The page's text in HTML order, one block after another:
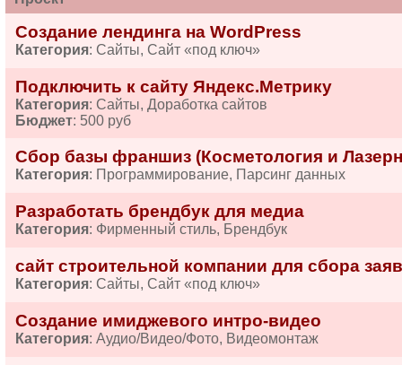
Создание лендинга на WordPress
Категория: Сайты, Сайт «под ключ»
Подключить к сайту Яндекс.Метрику
Категория: Сайты, Доработка сайтов
Бюджет: 500 руб
Сбор базы франшиз (Косметология и
Категория: Программирование, Парсинг данных
Разработать брендбук для медиа
Категория: Фирменный стиль, Брендбук
сайт строительной компании для сбора
Категория: Сайты, Сайт «под ключ»
Создание имиджевого интро-видео
Категория: Аудио/Видео/Фото, Видеомонтаж